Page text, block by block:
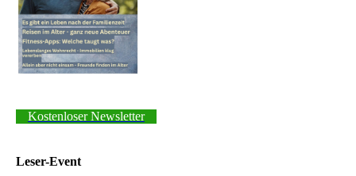
Kostenloser Newsletter
Leser-Event